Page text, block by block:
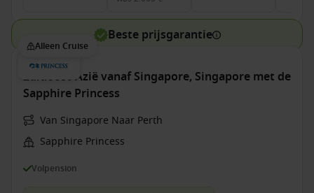
Beste prijsgarantie
Alleen Cruise
Zuidoost-Azië vanaf Singapore, Singapore met de
Sapphire Princess
Van Singapore Naar Perth
Sapphire Princess
Volpension